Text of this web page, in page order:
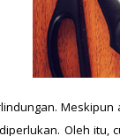
Oleh itu,